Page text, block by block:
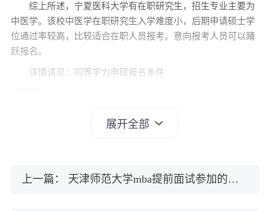
综上所述，宁夏医科大学有在职研究生，招生专业主要为
中医学。该校中医学在职研究生入学难度小，后期申请硕士学
位通过率较高，比较适合在职人员报考。意向报考人员可以踊
跃报名。
详情请见： 同等学力申硕报名条件
展开全部
上一篇： 天津师范大学mba提前面试参加的考试是学校组织的吗？具体说明